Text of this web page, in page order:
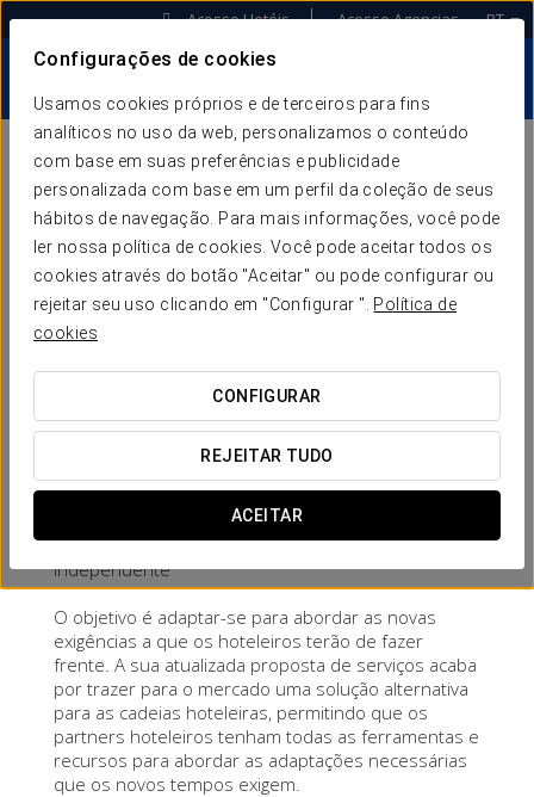
Configurações de cookies
Usamos cookies próprios e de terceiros para fins
analíticos no uso da web, personalizamos o conteúdo
com base em suas preferências e publicidade
personalizada com base em um perfil da coleção de seus
hábitos de navegação. Para mais informações, você pode
ler nossa política de cookies. Você pode aceitar todos os
cookies através do botão "Aceitar" ou pode configurar ou
rejeitar seu uso clicando em "Configurar ". Política de
cookies
CONFIGURAR
REJEITAR TUDO
ACEITAR
Acesso Hotéis Acesso Agencias PT
AS NOSSAS
CHAVES
A Keytel reescreve a sua proposta sob um novo
conceito de organização onde são fornecidos
serviços tecnológicos e de consultoria orientados
para a aceleração do crescimento da hotelaria
independente
O objetivo é adaptar-se para abordar as novas
exigências a que os hoteleiros terão de fazer
frente. A sua atualizada proposta de serviços acaba
por trazer para o mercado uma solução alternativa
para as cadeias hoteleiras, permitindo que os
partners hoteleiros tenham todas as ferramentas e
recursos para abordar as adaptações necessárias
que os novos tempos exigem.